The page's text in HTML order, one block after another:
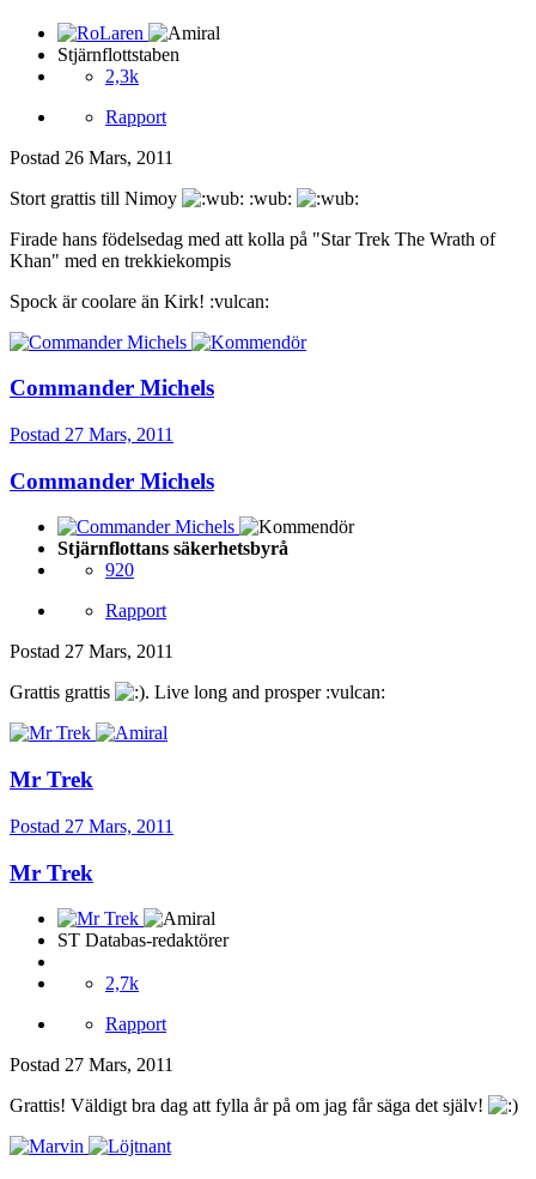
Stjärnflottstaben
2,3k
Rapport
Postad 26 Mars, 2011
Stort grattis till Nimoy
:wub:
Firade hans födelsedag med att kolla på "Star Trek The Wrath of
Khan" med en trekkiekompis
Spock är coolare än Kirk! :vulcan:
Commander Michels
Postad 27 Mars, 2011
Commander Michels
Stjärnflottans säkerhetsbyrå
920
Rapport
Postad 27 Mars, 2011
Grattis grattis
. Live long and prosper :vulcan:
Mr Trek
Postad 27 Mars, 2011
Mr Trek
ST Databas-redaktörer
2,7k
Rapport
Postad 27 Mars, 2011
Grattis! Väldigt bra dag att fylla år på om jag får säga det själv!